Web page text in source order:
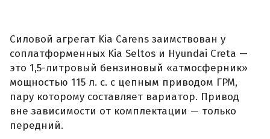
Силовой агрегат Kia Carens заимствован у
соплатформенных Kia Seltos и Hyundai Creta —
это 1,5-литровый бензиновый «атмосферник»
мощностью 115 л. с. с цепным приводом ГРМ,
пару которому составляет вариатор. Привод
вне зависимости от комплектации — только
передний.